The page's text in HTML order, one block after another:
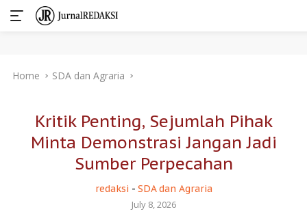
Home SDA dan Agraria
Kritik Penting, Sejumlah Pihak
Minta Demonstrasi Jangan Jadi
Sumber Perpecahan
redaksi - SDA dan Agraria
July 8, 2026